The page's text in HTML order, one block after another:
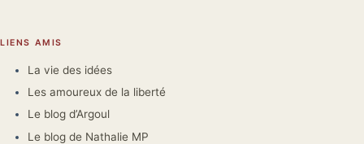
LIENS AMIS
La vie des idées
Les amoureux de la liberté
Le blog d’Argoul
Le blog de Nathalie MP